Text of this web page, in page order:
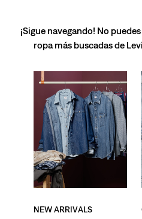
¡Sigue navegando! No
ropa más buscadas de
NEW ARRIVALS